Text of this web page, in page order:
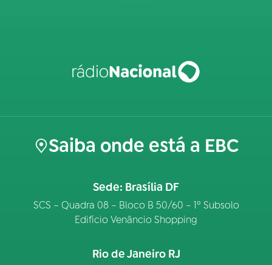
Saiba onde está a EBC
Sede: Brasília DF
SCS – Quadra 08 – Bloco B 50/60 – 1º Subsolo
Edifício Venâncio Shopping
Rio de Janeiro RJ